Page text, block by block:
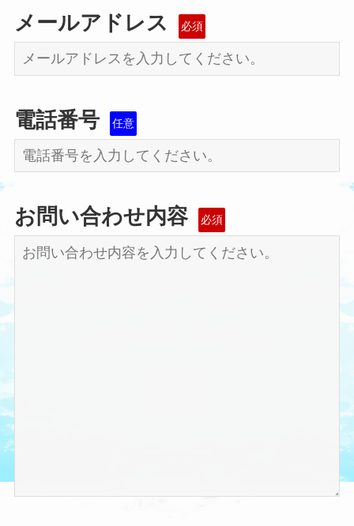
メールアドレス 必須
電話番号 任意
お問い合わせ内容 必須